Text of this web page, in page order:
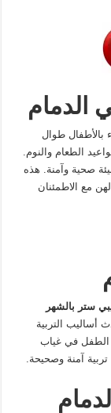
الدمام
بالأطفال طوال
الطعام والنوم.
صحية وآمنة. هذه
مع الاطمئنان
ستر بالشهر
أساليب التربية
الطفل في غياب
تربية آمنة وصحيحة.